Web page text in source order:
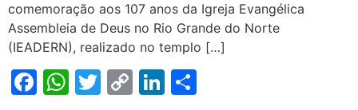
comemoração aos 107 anos da Igreja Evangélica
Assembleia de Deus no Rio Grande do Norte
(IEADERN), realizado no templo […]
Facebook
WhatsApp
Twitter
CopyLinkedIn